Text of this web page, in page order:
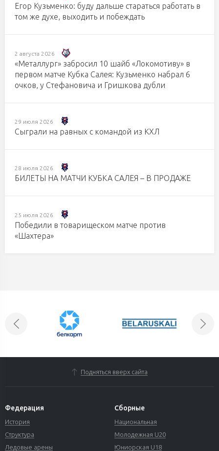
Егор Кузьменко: буду дальше стараться работать в
том же духе, выходить и побеждать
2 августа 2026
«Металлург» забросил 10 шайб «Локомотиву» в
первом матче Кубка Салея: Кузьменко набрал 6
очков, у Стефановича и Гришкова дубли
29 июля 2026
Сыграли на равных с командой из КХЛ
28 июля 2026
БИЛЕТЫ НА МАТЧИ КУБКА САЛЕЯ – В ПРОДАЖЕ
25 июля 2026
Победили в товарищеском матче против
«Шахтера»
Подняться вверх сайта
Федерация
История
Структура
Ледовые арены
Сборные
Национальная
Молодежная U20
Юниорская U18